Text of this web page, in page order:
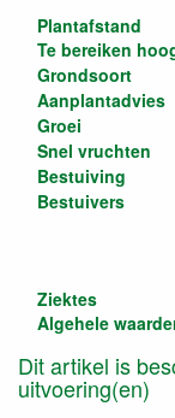
Plantafstand
Te bereiken
Grondsoort
Aanplantadvies
Groei
Snel vruchten
Bestuiving
Bestuivers
Ziektes
Algehele
Dit artikel is
uitvoering(en)